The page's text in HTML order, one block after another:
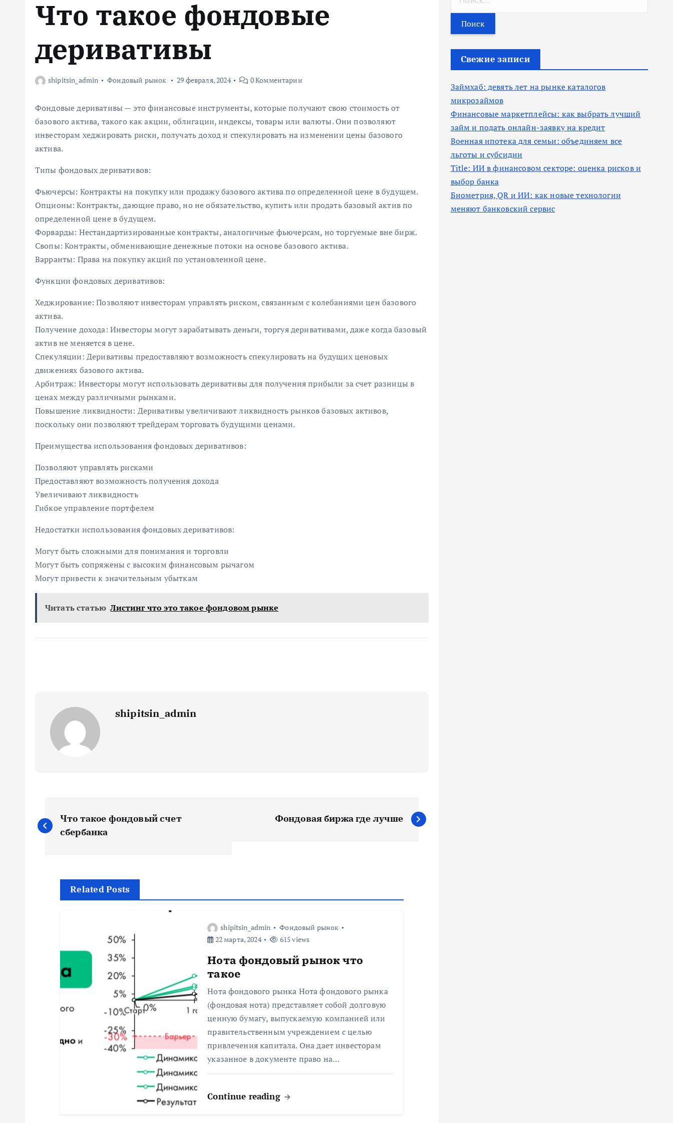
Что такое фондовые
деривативы
shipitsin_admin Фондовый рынок 29 февраля, 2024 0 Комментарии
Фондовые деривативы — это финансовые инструменты, которые получают свою стоимость от
базового актива, такого как акции, облигации, индексы, товары или валюты. Они позволяют
инвесторам хеджировать риски, получать доход и спекулировать на изменении цены базового
актива.
Типы фондовых деривативов:
Фьючерсы: Контракты на покупку или продажу базового актива по определенной цене в будущем.
Опционы: Контракты, дающие право, но не обязательство, купить или продать базовый актив по
определенной цене в будущем.
Форварды: Нестандартизированные контракты, аналогичные фьючерсам, но торгуемые вне бирж.
Свопы: Контракты, обменивающие денежные потоки на основе базового актива.
Варранты: Права на покупку акций по установленной цене.
Функции фондовых деривативов:
Хеджирование: Позволяют инвесторам управлять риском, связанным с колебаниями цен базового
актива.
Получение дохода: Инвесторы могут зарабатывать деньги, торгуя деривативами, даже когда базовый
актив не меняется в цене.
Спекуляции: Деривативы предоставляют возможность спекулировать на будущих ценовых
движениях базового актива.
Арбитраж: Инвесторы могут использовать деривативы для получения прибыли за счет разницы в
ценах между различными рынками.
Повышение ликвидности: Деривативы увеличивают ликвидность рынков базовых активов,
поскольку они позволяют трейдерам торговать будущими ценами.
Преимущества использования фондовых деривативов:
Позволяют управлять рисками
Предоставляют возможность получения дохода
Увеличивают ликвидность
Гибкое управление портфелем
Недостатки использования фондовых деривативов:
Могут быть сложными для понимания и торговли
Могут быть сопряжены с высоким финансовым рычагом
Могут привести к значительным убыткам
Читать статью Листинг что это такое фондовом рынке
shipitsin_admin
Н
а
Что такое фондовый счет
сбербанка
Фондовая биржа где лучше
Related Posts
shipitsin_admin
Фондовый рынок
22 марта, 2024
615 views
Нота фондовый рынок что
такое
Нота фондового рынка Нота фондового рынка
(фондовая нота) представляет собой долговую
ценную бумагу, выпускаемую компанией или
правительственным учреждением с целью
привлечения капитала. Она дает инвесторам
указанное в документе право на…
Continue reading
т
и
Свежие записи
Займхаб: девять лет на рынке каталогов
микрозаймов
Финансовые маркетплейсы: как выбрать лучший
займ и подать онлайн-заявку на кредит
Военная ипотека для семьи: объединяем все
льготы и субсидии
Title: ИИ в финансовом секторе: оценка рисков и
выбор банка
Биометрия, QR и ИИ: как новые технологии
меняют банковский сервис